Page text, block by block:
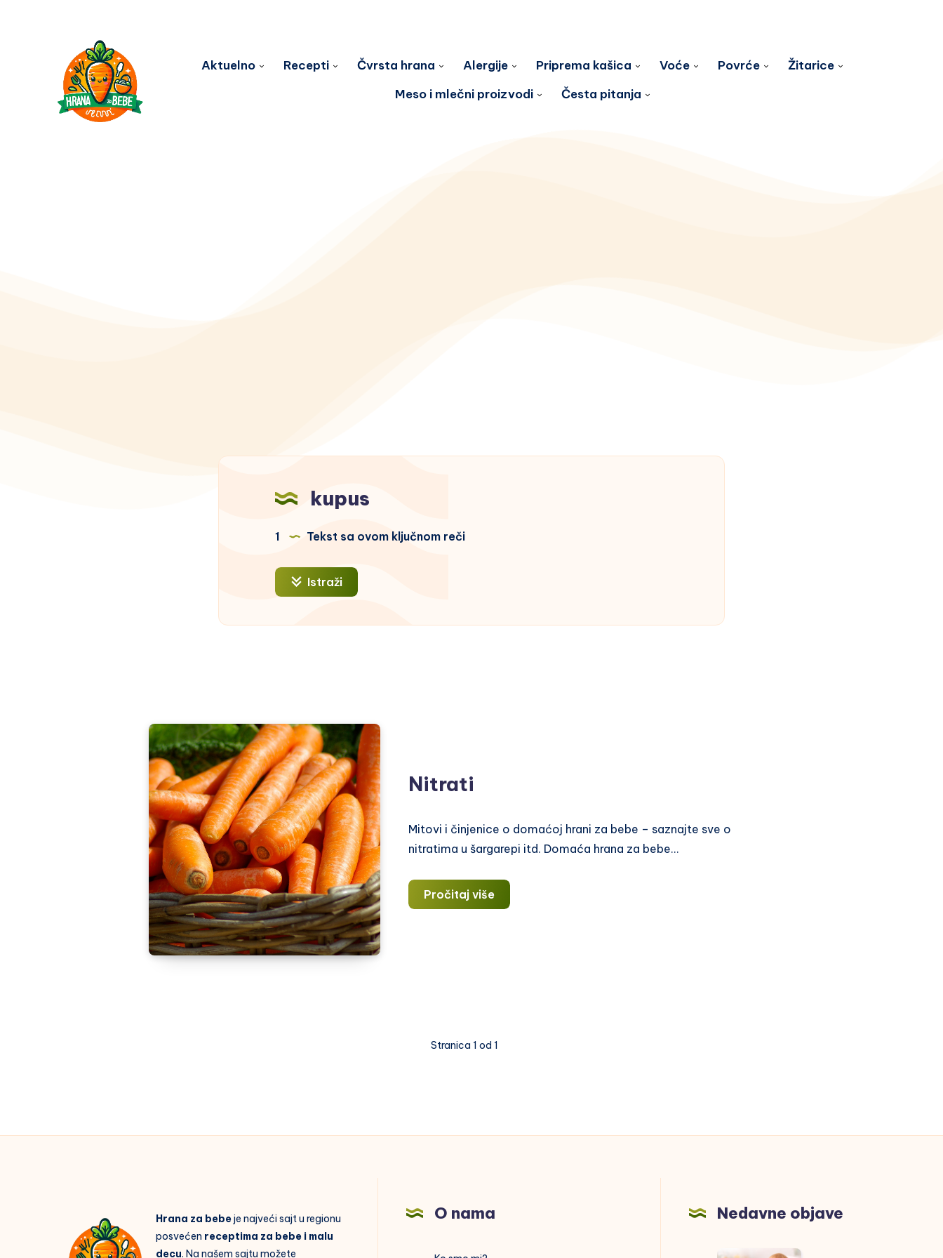
Aktuelno Recepti Čvrsta hrana Alergije Priprema kašica Voće Povrće
Žitarice
Meso i mlečni proizvodi
Česta pitanja
kupus
1 Tekst sa ovom ključnom reči
Istraži
Nitrati
Mitovi i činjenice o domaćoj hrani za bebe – saznajte sve o
nitratima u šargarepi itd. Domaća hrana za bebe…
Pročitaj višeNitrati
Stranica 1 od 1
Hrana za bebeje najveći sajt u regionu
posvećen receptima za bebe i malu
decu. Na našem sajtu možete
O nama Nedavne objave